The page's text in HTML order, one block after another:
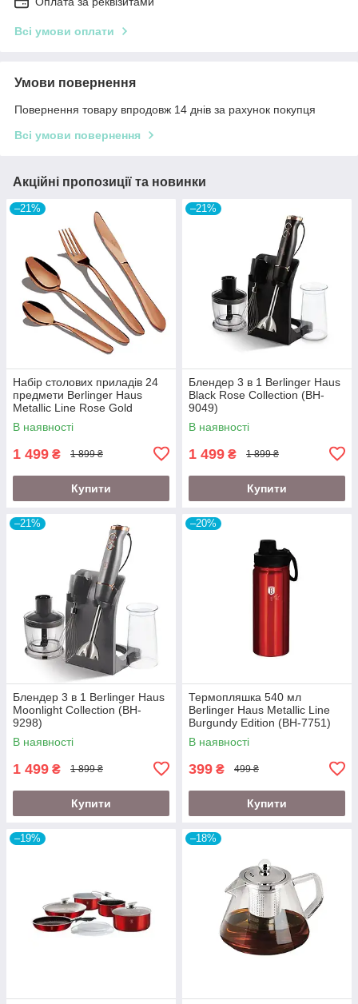
Всі умови оплати
Умови повернення
Повернення товару впродовж 14 днів за рахунок покупця
Всі умови повернення
Акційні пропозиції та новинки
–21%
Набір столових приладів 24
предмети Berlinger Haus
Metallic Line Rose Gold
Edition (BH-2623)
В наявності
1 499 ₴ 1 899 ₴
Купити
–21%
Блендер 3 в 1 Berlinger Haus
Black Rose Collection (BH-
9049)
В наявності
1 499 ₴ 1 899 ₴
Купити
–21%
Блендер 3 в 1 Berlinger Haus
Moonlight Collection (BH-
9298)
В наявності
1 499 ₴ 1 899 ₴
Купити
–20%
Термопляшка 540 мл
Berlinger Haus Metallic Line
Burgundy Edition (BH-7751)
В наявності
399 ₴ 499 ₴
Купити
–19% –18%